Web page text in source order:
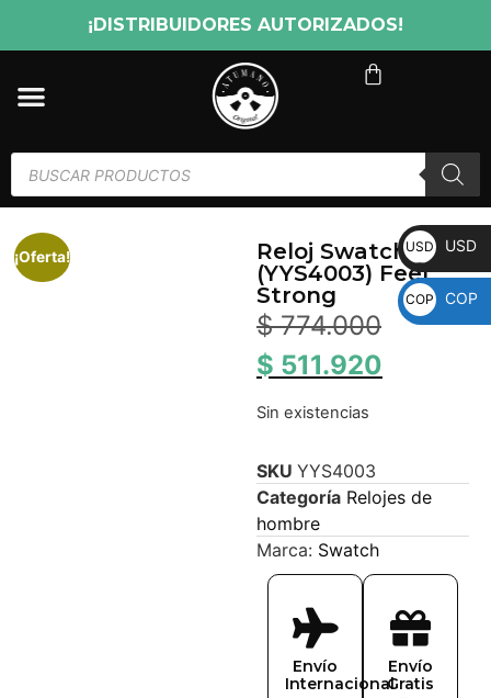
¡DISTRIBUIDORES AUTORIZADOS!
¡Oferta!
Reloj Swatch
(YYS4003) Feel
Strong
$774.000
$ 511.920
Sin existencias
SKU YYS4003
Categoría Relojes de
hombre
Marca: Swatch
Envío
Internacional
Envío
Gratis
USD USD
COP COP